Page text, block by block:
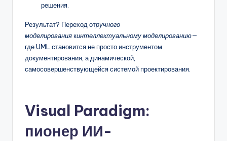
решения.
Результат? Переход отручного
моделированиякинтеллектуальному моделированию—
где UML становится не просто инструментом
документирования, а динамической,
самосовершенствующейся системой проектирования.
Visual Paradigm:
пионер ИИ-